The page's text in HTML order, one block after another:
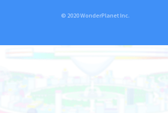
© 2020 WonderPlanet Inc.